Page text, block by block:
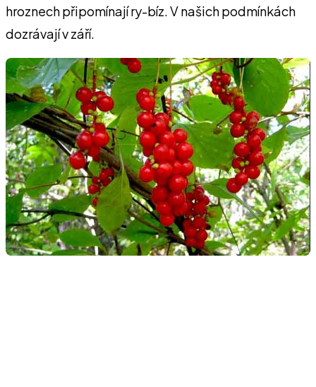
hroznech připomínají ry-bíz. V našich podmínkách
dozrávají v září.